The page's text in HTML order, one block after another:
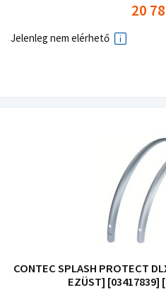
20
Jelenleg nem elérhető
CONTEC SPLASH PROTECT
EZÜST] [03417839]